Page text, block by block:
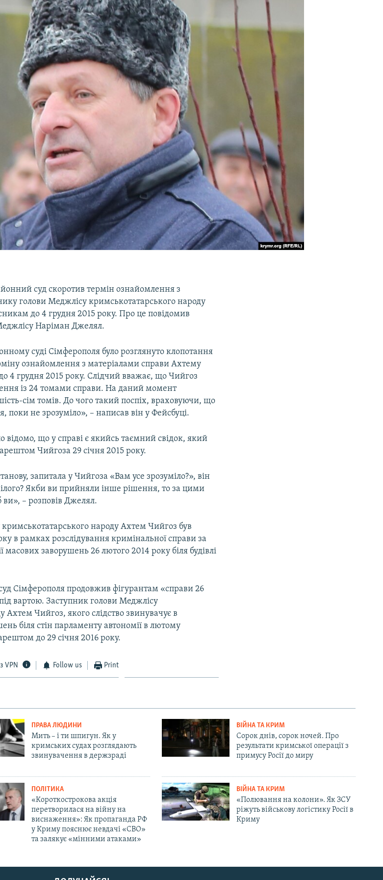
суд скоротив термін ознайомлення з
голови Меджлісу кримськотатарського народу
до 4 грудня 2015 року. Про це повідомив
Наріман Джелял.
суді Сімферополя було розглянуто клопотання
ознайомлення з матеріалами справи Ахтему
4 грудня 2015 року. Слідчий вважає, що Чийгоз
із 24 томами справи. На даний момент
сім томів. До чого такий поспіх, враховуючи, що
поки не зрозуміло», – написав він у Фейсбуці.
відомо, що у справі є якийсь таємний свідок, який
Чийгоза 29 січня 2015 року.
запитала у Чийгоза «Вам усе зрозуміло?», він
Якби ви прийняли інше рішення, то за цими
ви», – розповів Джелял.
народу Ахтем Чийгоз був
в рамках розслідування кримінальної справи за
масових заворушень 26 лютого 2014 року біля будівлі
Сімферополя продовжив фігурантам «справи 26
вартою. Заступник голови Меджлісу
Ахтем Чийгоз, якого слідство звинувачує в
біля стін парламенту автономії в лютому
до 29 січня 2016 року.
VPN Follow us Print
ПРАВА ЛЮДИНИ
Мить – і ти шпигун. Як у
кримських судах розглядають
звинувачення в держзраді
ВІЙНА ТА КРИМ
Сорок днів, сорок ночей. Про
результати кримської операції з
примусу Росії до миру
ПОЛІТИКА
«Короткострокова акція
перетворилася на війну на
виснаження»: Як пропаганда РФ
у Криму пояснює невдачі «СВО»
та залякує «мінними атаками»
ВІЙНА ТА КРИМ
«Полювання на колони». Як ЗСУ
ріжуть військову логістику Росії в
Криму